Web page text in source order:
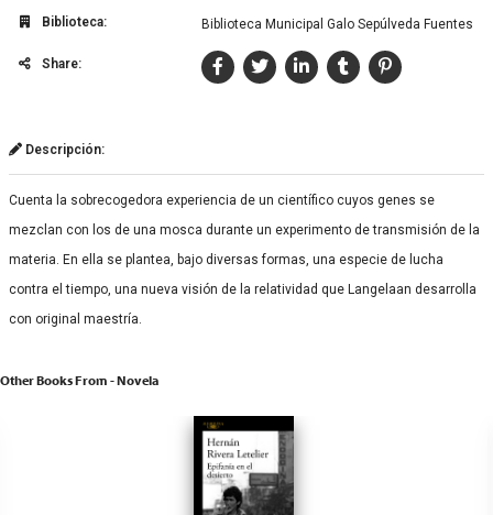
Biblioteca: Biblioteca Municipal Galo Sepúlveda Fuentes
Share:
Descripción:
Cuenta la sobrecogedora experiencia de un científico cuyos genes se
mezclan con los de una mosca durante un experimento de transmisión de la
materia. En ella se plantea, bajo diversas formas, una especie de lucha
contra el tiempo, una nueva visión de la relatividad que Langelaan desarrolla
con original maestría.
Other Books From - Novela